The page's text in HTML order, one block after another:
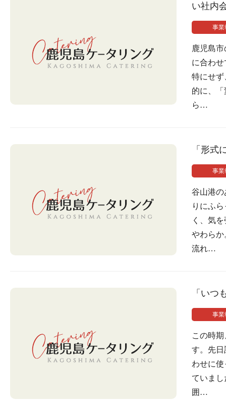
い社内
事業
鹿児島
に合わ
特にせず
的に、
ら…
「形式
事業
谷山港の
りにふ
く、気
やわらか
流れ…
「いつ
事業
この時
す。先日
わせに
ていま
囲…